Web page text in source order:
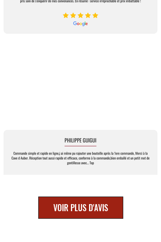
VOIR PLUS D'AVIS